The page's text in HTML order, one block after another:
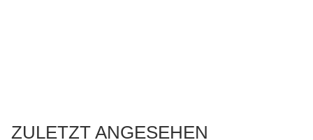
ZULETZT ANGESEHEN